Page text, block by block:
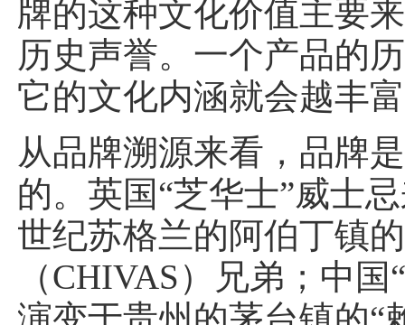
牌的这种文化价值主要
历史声誉。一个产品的
它的文化内涵就会越丰
从品牌溯源来看，品牌
的。英国“芝华士”威士
世纪苏格兰的阿伯丁镇
（CHIVAS）兄弟；中国